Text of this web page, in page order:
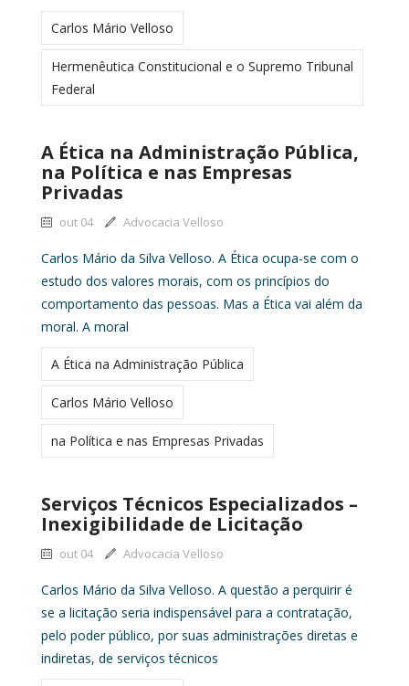
Carlos Mário Velloso
Hermenêutica Constitucional e o Supremo Tribunal
Federal
A Ética na Administração Pública,
na Política e nas Empresas
Privadas
out 04 Advocacia Velloso
Carlos Mário da Silva Velloso. A Ética ocupa-se com o
estudo dos valores morais, com os princípios do
comportamento das pessoas. Mas a Ética vai além da
moral. A moral
A Ética na Administração Pública
Carlos Mário Velloso
na Política e nas Empresas Privadas
Serviços Técnicos Especializados –
Inexigibilidade de Licitação
out 04 Advocacia Velloso
Carlos Mário da Silva Velloso. A questão a perquirir é
se a licitação seria indispensável para a contratação,
pelo poder público, por suas administrações diretas e
indiretas, de serviços técnicos